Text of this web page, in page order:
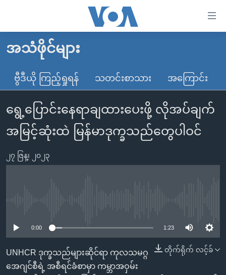
လွယ်ကူ
သည့်
များ
ပင်မ
သို့
စာမျက်နှာ
သို့
မူလစာမျက်နှာ
မြန်မာ
ကမ္ဘာ့သတင်းများ
နိုင်ငံတကာ
အမေရိကန်
အစ္စရေး-ပါလက်စတိုင်း
ဗွီဒီယို
သတင်းလွတ်လပ်ခွင့်
ရပ်ဝန်းတခု လမ်းတခု အလွန်
အင်္ဂလိပ်စာလေ့လာမယ်
ဗွီအိုအေ လူမှုကွန်ယက်များ
အသံဖိုင်များ
ဗွီဒီယို ကြည့်ရှုရန် သတင်းစာသား အကြောင်း
ရွေ့ပြောင်းနေရာချထားပေးဖို့ လိုအပ်ချက်
အမြင့်ဆုံးထဲ မြန်မာဒုက္ခသည်တွေပါဝင်
၂၇ ဇြန္၊ ၂၀၂၃
0:00 1:23
တိုက်ရိုက် လင့်ခ်
UNHCR ဒုက္ခသည်များဆိုင်ရာ ကုလသမဂ္ဂ
အေဂျင်စီရဲ့ အစီရင်ခံစာမှာ ကမ္ဘာအဝှမ်း